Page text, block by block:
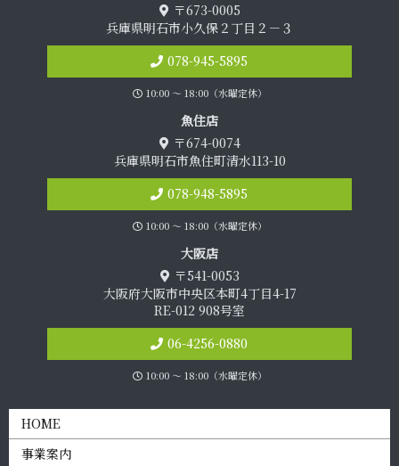
〒673-0005
兵庫県明石市小久保２丁目２－３
078-945-5895
10:00 〜 18:00（水曜定休）
魚 住 店
〒674-0074
兵庫県明石市魚住町清水113-10
078-948-5895
10:00 〜 18:00（水曜定休）
大 阪 店
〒541-0053
大阪府大阪市中央区本町4丁目4-17
RE-012 908号室
06-4256-0880
10:00 〜 18:00（水曜定休）
HOME
事業案内